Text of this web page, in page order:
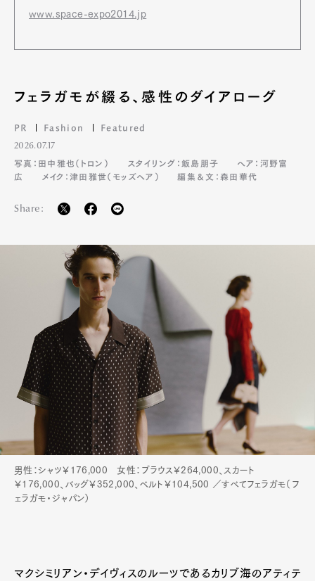
Art&DesignWatch
Fashion
Gourmet
Cars
ProductCultureLifestyle
Contact
www.space-expo2014.jp
フェラガモが綴る、感性のダイアローグ
PR Fashion Featured
2026.07.17
写真：田中雅也（トロン）
スタイリング：飯島朋子
ヘア：河野富
広
メイク：津田雅世（モッズヘア） 編集＆文：森田華代
Share:
男性：シャツ￥176,000 女性：ブラウス￥264,000、スカート
￥176,000、バッグ￥352,000、ベルト￥104,500 ／すべてフェラガモ（フ
ェラガモ・ジャパン）
マクシミリアン・デイヴィスのルーツであるカリブ海のアティテ